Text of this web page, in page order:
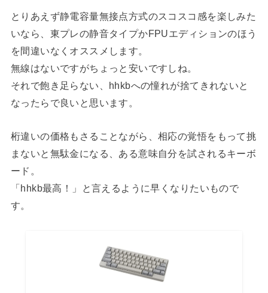
とりあえず静電容量無接点方式のスコスコ感を楽しみた
いなら、東プレの静音タイプかFPUエディションのほう
を間違いなくオススメします。
無線はないですがちょっと安いですしね。
それで飽き足らない、hhkbへの憧れが捨てきれないと
なったらで良いと思います。
桁違いの価格もさることながら、相応の覚悟をもって挑
まないと無駄金になる、ある意味自分を試されるキーボ
ード。
「hhkb最高！」と言えるように早くなりたいもので
す。